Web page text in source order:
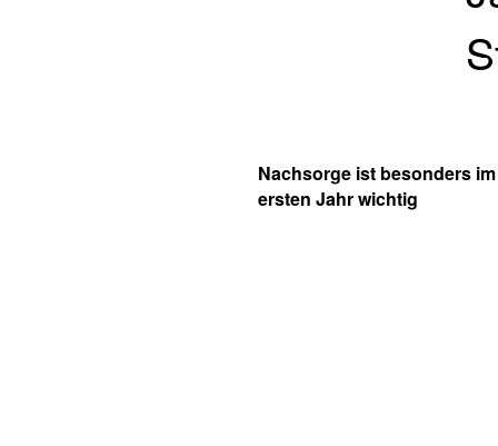
Nachsorge ist besonders im
ersten Jahr wichtig